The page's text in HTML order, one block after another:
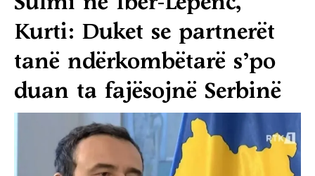
Kurti: Duket se partnerët
tanë ndërkombëtarë s’po
duan ta fajësojnë Serbinë